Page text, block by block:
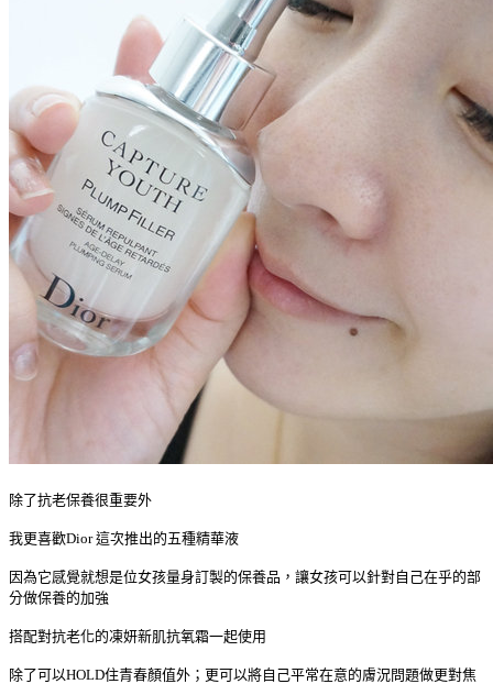
除了抗老保養很重要外
我更喜歡Dior 這次推出的五種精華液
因為它感覺就想是位女孩量身訂製的保養品，讓女孩可以針對自己在乎的部
分做保養的加強
搭配對抗老化的凍妍新肌抗氧霜一起使用
除了可以HOLD住青春顏值外；更可以將自己平常在意的膚況問題做更對焦